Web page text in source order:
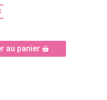
au panier